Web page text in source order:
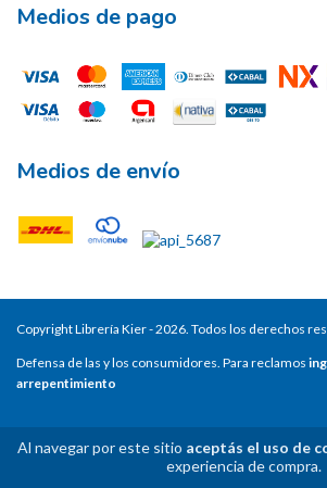
Al navegar por este sitio aceptás el uso de
experiencia de compra.
Medios de pago
Medios de envío
Copyright Librería Kier - 2026. Todos los derechos
Defensa de las y los consumidores. Para reclamos
arrepentimiento